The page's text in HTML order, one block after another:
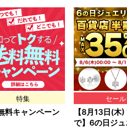
特集
料キャンペーン
セール
【8月13日(木
で】6の日ジ